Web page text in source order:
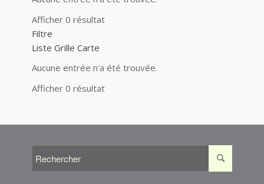
Afficher 0 résultat
Filtre
Liste Grille Carte
Aucune entrée n’a été trouvée.
Afficher 0 résultat